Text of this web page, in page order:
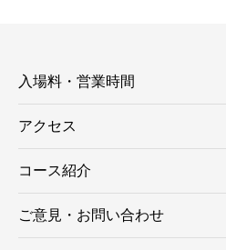
入場料・営業時間
アクセス
コース紹介
ご意見・お問い合わせ